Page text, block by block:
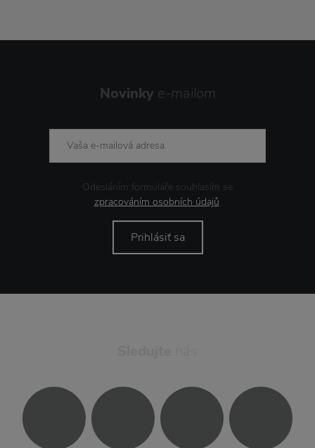
Novinky e-mailom
Odesláním formuláře souhlasím se
zpracováním osobních údajů.
Prihlásiť sa